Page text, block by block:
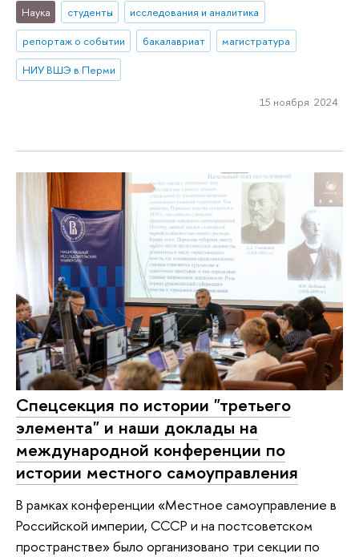
Наука студенты
исследования и аналитика
репортаж о событии
бакалавриат
магистратура
НИУ ВШЭ в Перми
15 ноября 2024
Спецсекция по истории "третьего
элемента" и наши доклады на
международной конференции по
истории местного самоуправления
В рамках конференции «Местное самоуправление в
Российской империи, СССР и на постсоветском
пространстве» было организовано три секции по